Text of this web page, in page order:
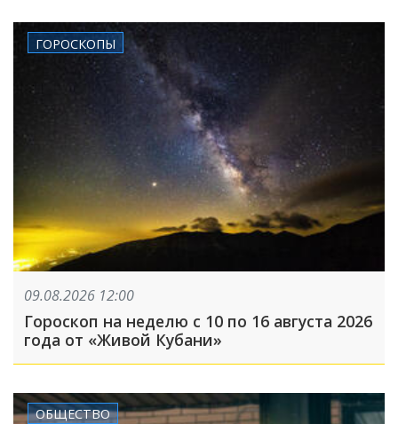
ГОРОСКОПЫ
09.08.2026 12:00
Гороскоп на неделю с 10 по 16 августа 2026
года от «Живой Кубани»
ОБЩЕСТВО